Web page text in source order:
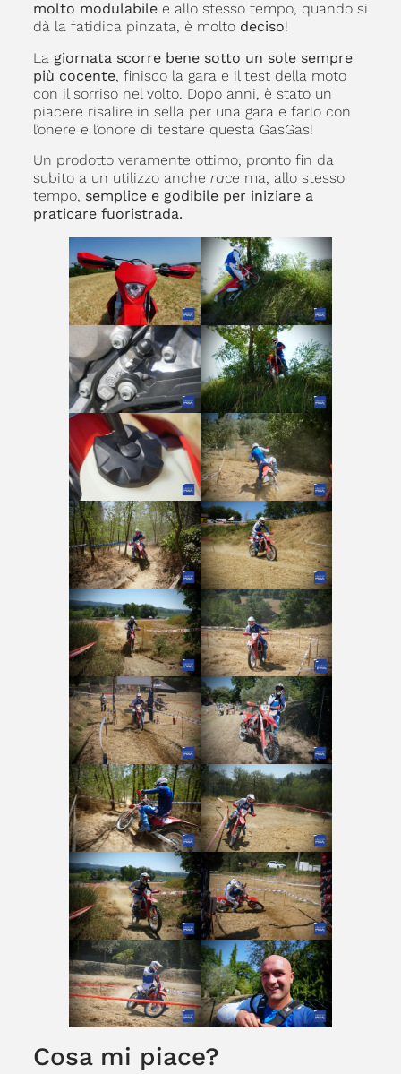
molto modulabilee allo stesso tempo, quando si
dà la fatidica pinzata, è molto deciso!
La giornata scorre bene sotto un sole sempre
più cocente, finisco la gara e il test della moto
con il sorriso nel volto. Dopo anni, è stato un
piacere risalire in sella per una gara e farlo con
l’onere e l’onore di testare questa GasGas!
Un prodotto veramente ottimo, pronto fin da
subito a un utilizzo anche race ma, allo stesso
tempo, semplice e godibile per iniziare a
praticare fuoristrada.
Cosa mi piace?